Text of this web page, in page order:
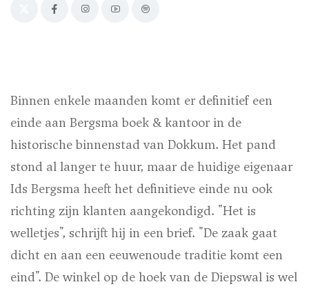
Binnen enkele maanden komt er definitief een
einde aan Bergsma boek & kantoor in de
historische binnenstad van Dokkum. Het pand
stond al langer te huur, maar de huidige eigenaar
Ids Bergsma heeft het definitieve einde nu ook
richting zijn klanten aangekondigd. "Het is
welletjes", schrijft hij in een brief. "De zaak gaat
dicht en aan een eeuwenoude traditie komt een
eind". De winkel op de hoek van de Diepswal is wel